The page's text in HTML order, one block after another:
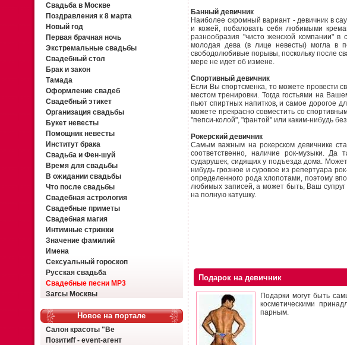
Свадьба в Москве
Поздравления к 8 марта
Новый год
Первая брачная ночь
Экстремальные свадьбы
Свадебный стол
Брак и закон
Тамада
Оформление свадеб
Свадебный этикет
Организация свадьбы
Букет невесты
Помощник невесты
Институт брака
Свадьба и Фен-шуй
Время для свадьбы
В ожидании свадьбы
Что после свадьбы
Свадебная астрология
Свадебные приметы
Свадебная магия
Интимные стрижки
Значение фамилий
Имена
Сексуальный гороскоп
Русская свадьба
Свадебные песни MP3
Загсы Москвы
Новое на портале
Салон красоты "Ве
Позитиff - event-агент
Банный девичник
Наиболее скромный вариант - девичник в
и кожей, побаловать себя любимыми
разнообразия "чисто женской компании" в
молодая дева (в лице невесты) могла в
свободолюбивые порывы, поскольку после
мере не идет об измене.
Спортивный девичник
Если Вы спортсменка, то можете провести
местом тренировки. Тогда гостьями на
пьют спиртных напитков, и самое дорогое
можете прекрасно совместить со
"пепси-колой", "фантой" или каким-нибудь
Рокерский девичник
Самым важным на рокерском девичнике
соответственно, наличие рок-музыки. Да
сударушек, сидящих у подъезда дома.
нибудь грозное и суровое из репертуара
определенного рода хлопотами, поэтому
любимых записей, а может быть, Ваш супруг
на полную катушку.
Подарок на девичник
Подарки могут быть
косметическими
парным.